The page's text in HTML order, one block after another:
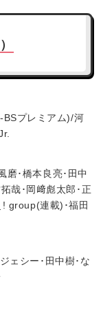
BSプレミアム)/河
磨･橋本良亮･田中
哉･岡﨑彪太郎･正
group(連載)･福田
ェシー･田中樹･な